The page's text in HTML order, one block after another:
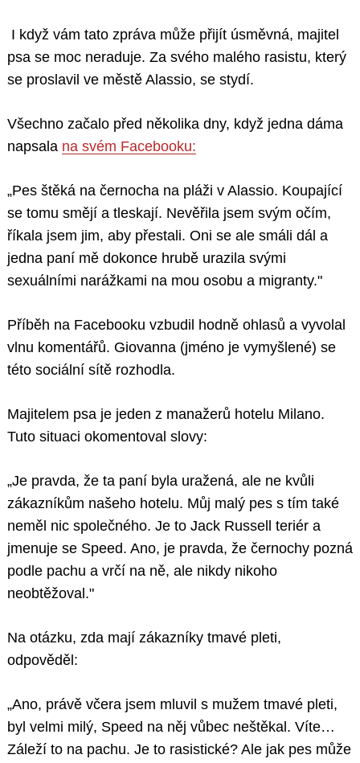
​​​​​I když vám tato zpráva může přijít úsměvná, majitel
psa se moc neraduje. Za svého malého rasistu, který
se proslavil ve městě Alassio, se stydí.
Všechno začalo před několika dny, když jedna dáma
napsala na svém Facebooku:
„Pes štěká na černocha na pláži v Alassio. Koupající
se tomu smějí a tleskají. Nevěřila jsem svým očím,
říkala jsem jim, aby přestali. Oni se ale smáli dál a
jedna paní mě dokonce hrubě urazila svými
sexuálními narážkami na mou osobu a migranty."
Příběh na Facebooku vzbudil hodně ohlasů a vyvolal
vlnu komentářů. Giovanna (jméno je vymyšlené) se
této sociální sítě rozhodla.
Majitelem psa je jeden z manažerů hotelu Milano.
Tuto situaci okomentoval slovy:
„Je pravda, že ta paní byla uražená, ale ne kvůli
zákazníkům našeho hotelu. Můj malý pes s tím také
neměl nic společného. Je to Jack Russell teriér a
jmenuje se Speed. Ano, je pravda, že černochy pozná
podle pachu a vrčí na ně, ale nikdy nikoho
neobtěžoval."
Na otázku, zda mají zákazníky tmavé pleti,
odpověděl:
„Ano, právě včera jsem mluvil s mužem tmavé pleti,
byl velmi milý, Speed na něj vůbec neštěkal. Víte…
Záleží to na pachu. Je to rasistické? Ale jak pes může